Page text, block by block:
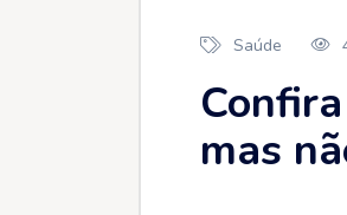
Saúde
mas